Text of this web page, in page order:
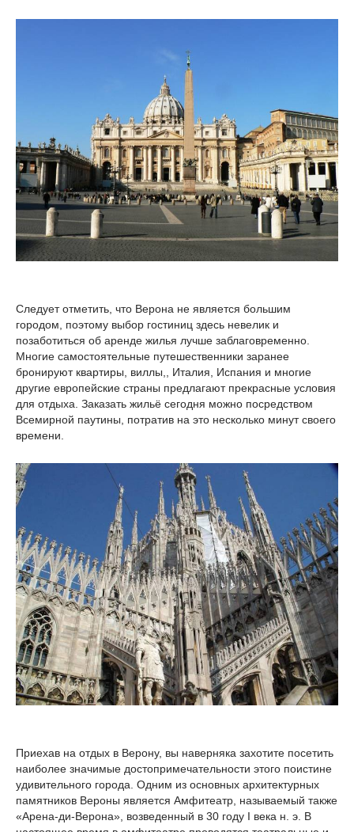
Следует отметить, что Верона не является большим
городом, поэтому выбор гостиниц здесь невелик и
позаботиться об аренде жилья лучше заблаговременно.
Многие самостоятельные путешественники заранее
бронируют квартиры, виллы,, Италия, Испания и многие
другие европейские страны предлагают прекрасные условия
для отдыха. Заказать жильё сегодня можно посредством
Всемирной паутины, потратив на это несколько минут своего
времени.
Приехав на отдых в Верону, вы наверняка захотите посетить
наиболее значимые достопримечательности этого поистине
удивительного города. Одним из основных архитектурных
памятников Вероны является Амфитеатр, называемый также
«Арена-ди-Верона», возведенный в 30 году I века н. э. В